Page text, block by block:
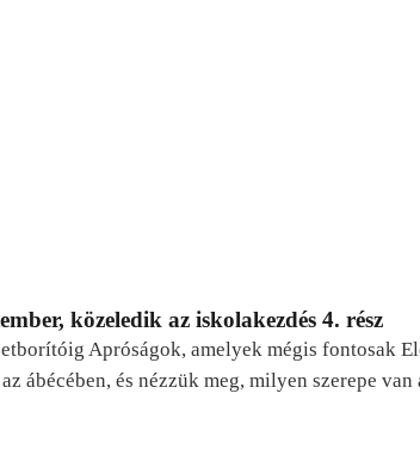
közeledik az iskolakezdés 4. rész
Apróságok, amelyek mégis fontosak
ábécében, és nézzük meg, milyen szerepe